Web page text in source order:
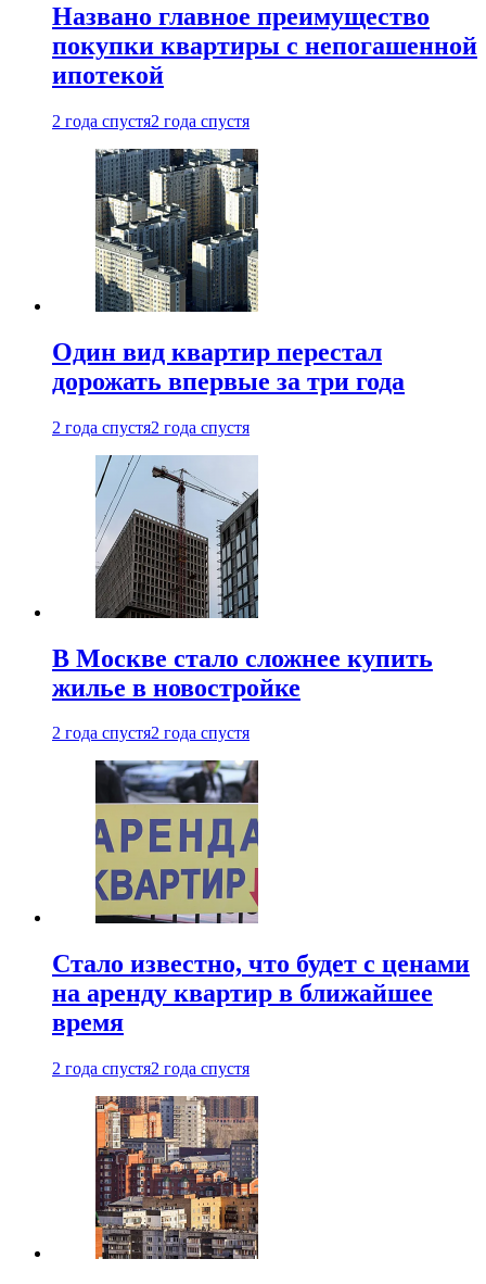
Названо главное преимущество
покупки квартиры с непогашенной
ипотекой
2 года спустя2 года спустя
Один вид квартир перестал
дорожать впервые за три года
2 года спустя2 года спустя
В Москве стало сложнее купить
жилье в новостройке
2 года спустя2 года спустя
Стало известно, что будет с ценами
на аренду квартир в ближайшее
время
2 года спустя2 года спустя